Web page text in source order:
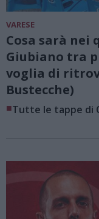
VARESE
Cosa sarà nei
Giubiano tra
voglia di
Bustecche)
■Tutte le tappe di